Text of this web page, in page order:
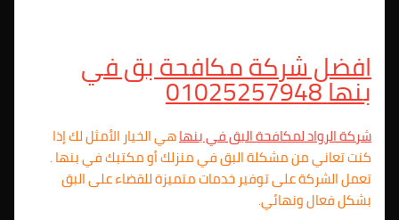
افضل شركة مكافحة بق في
بنها01025257948
شركة الرواد لمكافحة البق في بنهاهي الخيار الأمثل لك إذا
كنت تعاني من مشكلة البق في منزلك أو مكتبك في بنها .
تعمل الشركة على توفير خدمات متميزة للقضاء على البق
بشكل فعال ونهائي.